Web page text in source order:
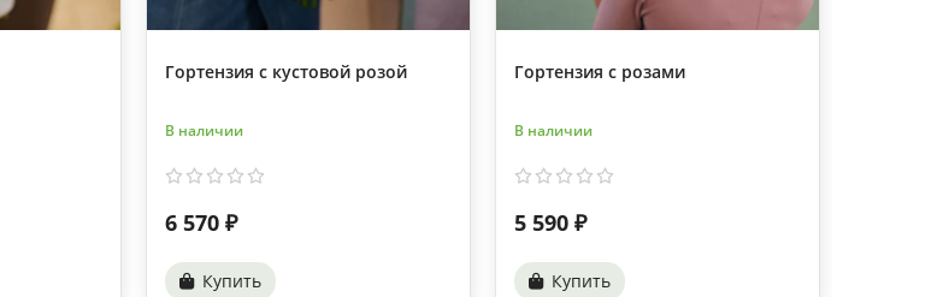
Гортензия с кустовой розой
В наличии
6 570 ₽
Купить
Гортензия с розами
В наличии
5 590 ₽
Купить